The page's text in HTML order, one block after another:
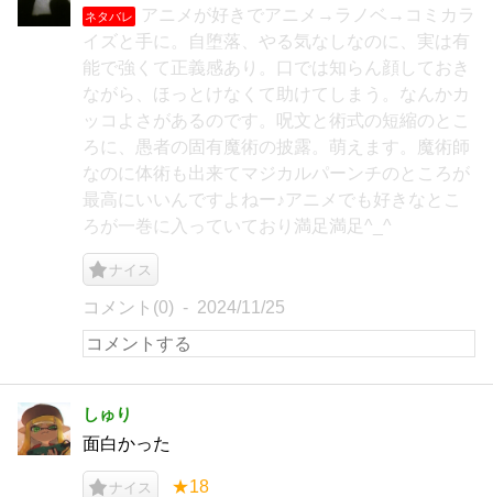
ネタバレ
アニメが好きでアニメ→ラノベ→コミカラ
イズと手に。自堕落、やる気なしなのに、実は有
能で強くて正義感あり。口では知らん顔しておき
ながら、ほっとけなくて助けてしまう。なんかカ
ッコよさがあるのです。呪文と術式の短縮のとこ
ろに、愚者の固有魔術の披露。萌えます。魔術師
なのに体術も出来てマジカルパーンチのところが
最高にいいんですよねー♪アニメでも好きなとこ
ろが一巻に入っていており満足満足^_^
ナイス
コメント(0) 2024/11/25
しゅり
面白かった
ナイス ★18